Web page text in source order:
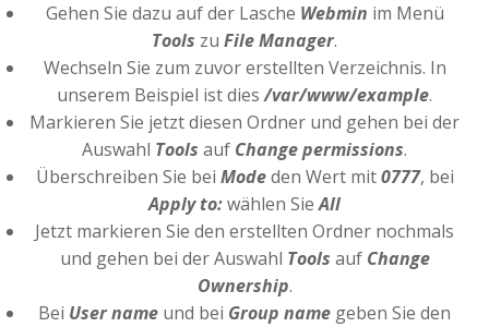
Gehen Sie dazu auf der Lasche Webmin im Menü
Tools zu File Manager.
Wechseln Sie zum zuvor erstellten Verzeichnis. In
unserem Beispiel ist dies/var/www/example.
Markieren Sie jetzt diesen Ordner und gehen bei der
Auswahl Tools auf Change permissions.
Überschreiben Sie bei Modeden Wert mit0777, bei
Apply to:wählen SieAll
Jetzt markieren Sie den erstellten Ordner nochmals
und gehen bei der Auswahl Tools auf Change
Ownership.
Bei User name und bei Group name geben Sie den